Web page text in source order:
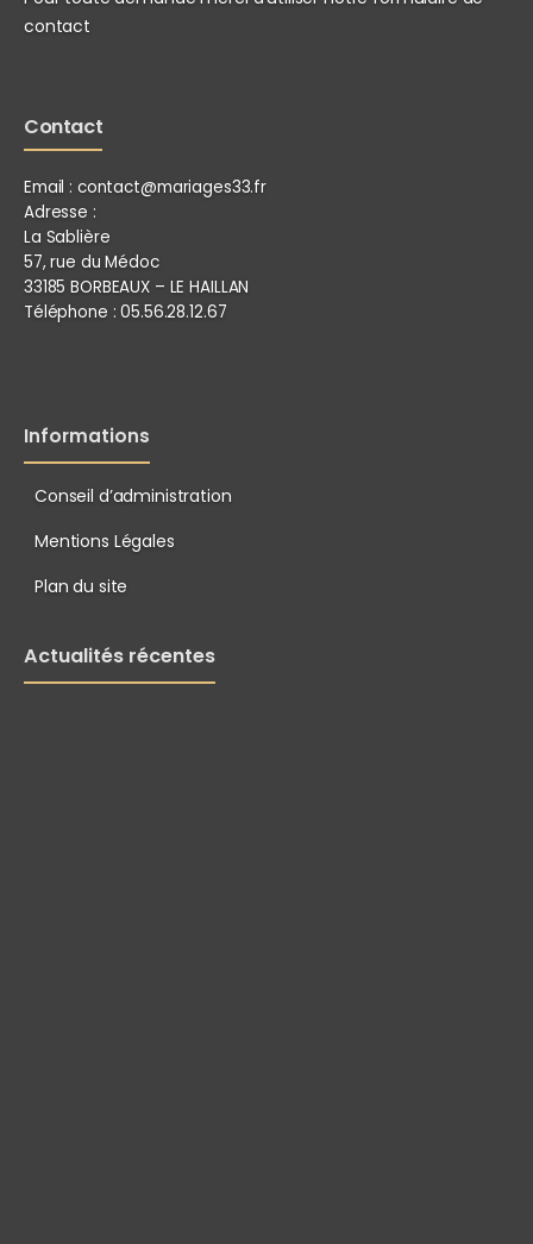
contact
Contact
Email : contact@mariages33.fr
Adresse :
La Sablière
57, rue du Médoc
33185 BORBEAUX – LE HAILLAN
Téléphone : 05.56.28.12.67
Informations
Conseil d’administration
Mentions Légales
Plan du site
Actualités récentes